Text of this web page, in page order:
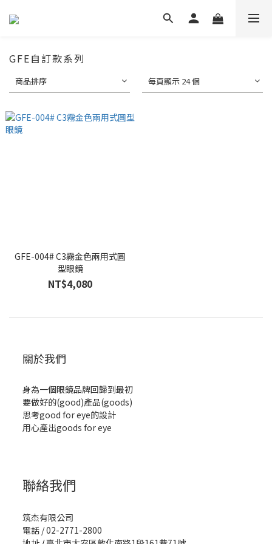
GFE自訂款系列
商品排序 每頁顯示 24 個
GFE-004# C3霧金色兩用式圓
型眼鏡
NT$4,080
關於我們
身為一個眼鏡品牌回歸到最初
要做好的(good)產品(goods)
思考good for eye的設計
用心產出goods for eye
聯絡我們
筑杰有限公司
電話 / 02-2771-2800